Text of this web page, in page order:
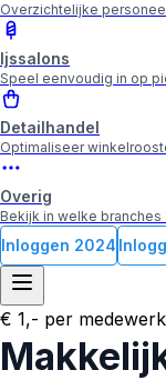
Overzichtelijke
Ijssalons
Speel eenvoudig in op
Detailhandel
Optimaliseer
Overig
Bekijk in welke
Inloggen 2024
€ 1,- per